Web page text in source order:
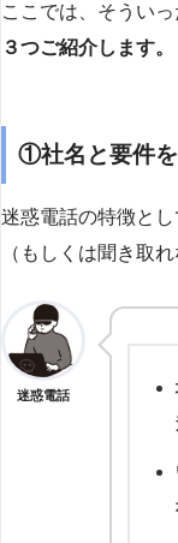
ここでは、そういっ
３つご紹介します。
①社名と要件を
迷惑電話の特徴と
（もしくは聞き取
迷惑電話